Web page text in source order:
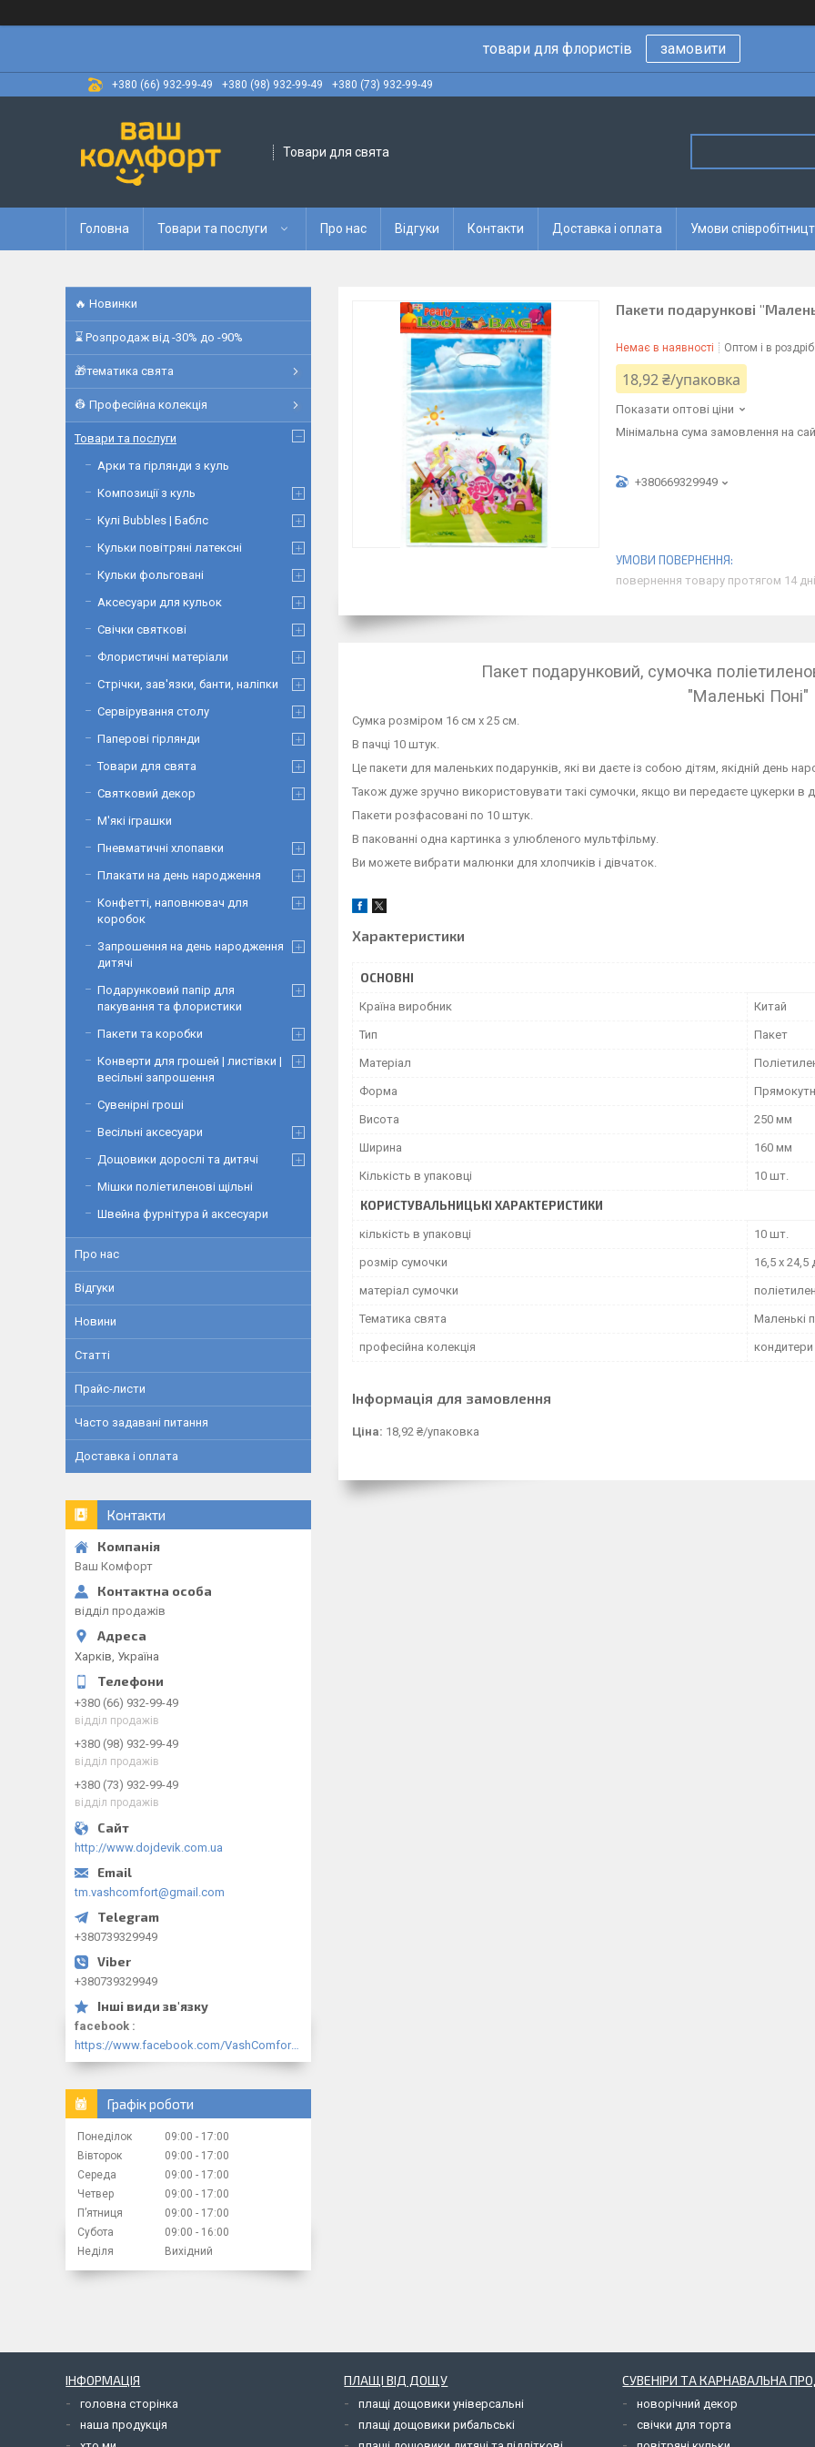
товари для флористів замовити
+380 (66) 932-99-49 +380 (98) 932-99-49 +380 (73) 932-99-49
Товари для свята
Головна Товари та послуги Про нас Відгуки Контакти Доставка і оплата Умови
Пакети подарункові
Немає в наявності Оптом і в роздріб
18,92 ₴/упаковка
Показати оптові ціни
Мінімальна сума замовлення на
+380669329949
повернення товару протягом 14
Пакет подарунковий, сумочка
"Маленькі Поні"
Сумка розміром 16 см х 25 см.
В пачці 10 штук.
Це пакети для маленьких подарунків, які ви даєте із собою дітям, якідній день
Також дуже зручно використовувати такі сумочки, якщо ви передаєте цукерки в
Пакети розфасовані по 10 штук.
В пакованні одна картинка з улюбленого мультфільму.
Ви можете вибрати малюнки для хлопчиків і дівчаток.
Характеристики
ОСНОВНІ
Країна виробник Китай
Тип Пакет
Матеріал
Форма
Висота 250 мм
Ширина 160 мм
Кількість в упаковці 10 шт.
КОРИСТУВАЛЬНИЦЬКІ ХАРАКТЕРИСТИКИ
кількість в упаковці 10 шт.
розмір сумочки 16,5 х 24,5
матеріал сумочки
Тематика свята Маленькі
професійна колекція кондитери
Інформація для замовлення
Ціна: 18,92 ₴/упаковка
🔥 Новинки
⌛ Розпродаж від -30% до -90%
🎁тематика свята
👷 Професійна колекція
Товари та послуги
Арки та гірлянди з куль
Композиції з куль
Кулі Bubbles | Баблс
Кульки повітряні латексні
Кульки фольговані
Аксесуари для кульок
Свічки святкові
Флористичні матеріали
Стрічки, зав'язки, банти, наліпки
Сервірування столу
Паперові гірлянди
Товари для свята
Святковий декор
М'які іграшки
Пневматичні хлопавки
Плакати на день народження
Конфетті, наповнювач для
коробок
Запрошення на день народження
дитячі
Подарунковий папір для
пакування та флористики
Пакети та коробки
Конверти для грошей | листівки |
весільні запрошення
Сувенірні гроші
Весільні аксесуари
Дощовики дорослі та дитячі
Мішки поліетиленові щільні
Швейна фурнітура й аксесуари
Про нас
Відгуки
Новини
Статті
Прайс-листи
Часто задавані питання
Доставка і оплата
Контакти
Ваш Комфорт
відділ продажів
Харків, Україна
+380 (66) 932-99-49
відділ продажів
+380 (98) 932-99-49
відділ продажів
+380 (73) 932-99-49
відділ продажів
http://www.dojdevik.com.ua
tm.vashcomfort@gmail.com
+380739329949
+380739329949
facebook
https://www.facebook.com/VashComfort.ua/
Графік роботи
Понеділок 09:00
17:00
Вівторок
09:00
17:00
Середа
09:00
17:00
Четвер
09:00
17:00
Пʼятниця
09:00
17:00
Субота
09:00
16:00
Неділя
Вихідний
ІНФОРМАЦІЯ
головна сторінка
наша продукція
ПЛАЩІ ВІД ДОЩУ
плащі дощовики універсальні
плащі дощовики рибальські
СУВЕНІРИ ТА КАРНАВАЛЬНА
новорічний декор
свічки для торта